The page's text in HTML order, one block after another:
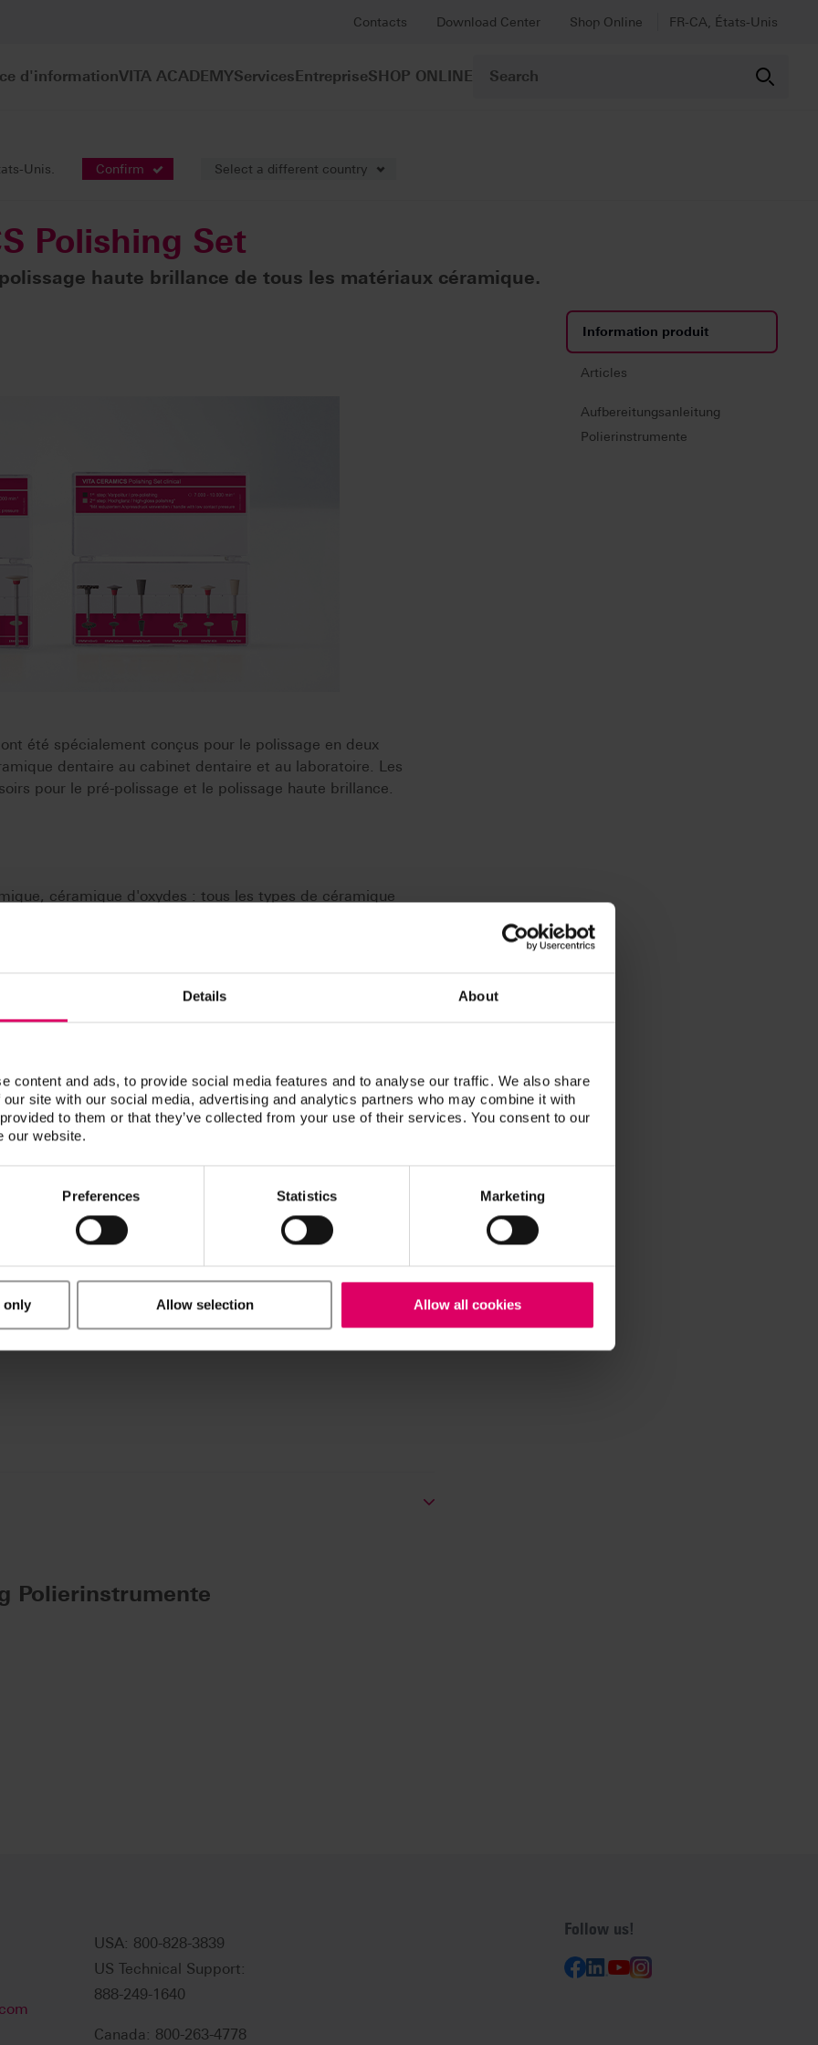
Details About
content and ads, to provide social media features and to analyse our traffic. We also share
site with our social media, advertising and analytics partners who may combine it with
to them or that they’ve collected from your use of their services. You consent to our
our website.
Preferences Statistics Marketing
only Allow selection Allow all cookies
Contacts Download Center Shop Online FR-CA, États-Unis
d'informationVITA ACADEMYServicesEntrepriseSHOP ONLINE
Unis. Confirm Select a different country
Polishing Set
haute brillance de tous les matériaux céramique.
Information produit
Articles
Aufbereitungsanleitung
Polierinstrumente
ont été spécialement conçus pour le polissage en deux
dentaire au cabinet dentaire et au laboratoire. Les
pour le pré-polissage et le polissage haute brillance.
céramique d'oxydes : tous les types de céramique
bonne capacité de soustraction et de polissage, même
clinical peuvent être stérilisés pour plus de
particulièrement performants et durables grâce à une
utile.
pour contre-angle. Il contient trois instruments pour le
haute brillance. Tous les instruments sont
pour pièce à main. Il contient trois instruments pour le
haute brillance.
Polierinstrumente
USA: 800-828-3839
US Technical Support:
888-249-1640
Canada: 800-263-4778
Follow us!